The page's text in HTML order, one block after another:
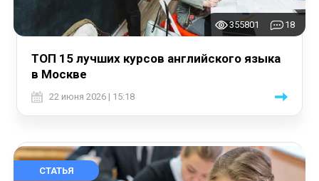
355801 18
ТОП 15 лучших курсов английского языка
в Москве
22 июня 2026 | 15:18
СТАТЬЯ